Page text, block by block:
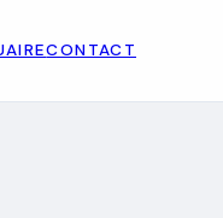
CONTACT